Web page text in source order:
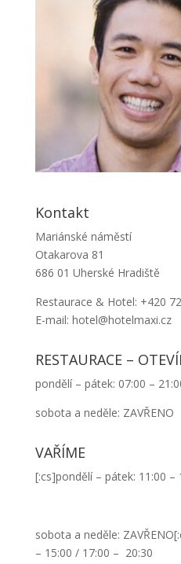
Kontakt
Mariánské náměstí
Otakarova 81
686 01 Uherské Hradiště
Restaurace & Hotel: +420
E-mail: hotel@hotelmaxi.cz
RESTAURACE –
pondělí – pátek: 07:00 –
sobota a neděle: ZAVŘENO
VAŘÍME
[:cs]pondělí – pátek: 11:00
sobota a neděle:
– 15:00 / 17:00 – 20:30